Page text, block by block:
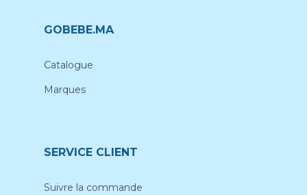
GOBEBE.MA
Catalogue
Marques
SERVICE CLIENT
Suivre la commande